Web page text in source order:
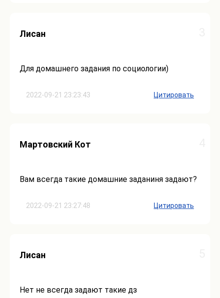
2022-09-21 23:23:43
Лисан
Для домашнего задания по социологии)
Цитировать
2022-09-21 23:27:48
Мартовский Кот
Вам всегда такие домашние заданиня задают?
Цитировать
Лисан
Нет не всегда задают такие дз